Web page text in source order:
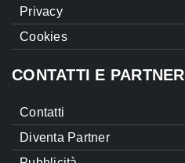
Privacy
Cookies
CONTATTI E PARTNER
Contatti
Diventa Partner